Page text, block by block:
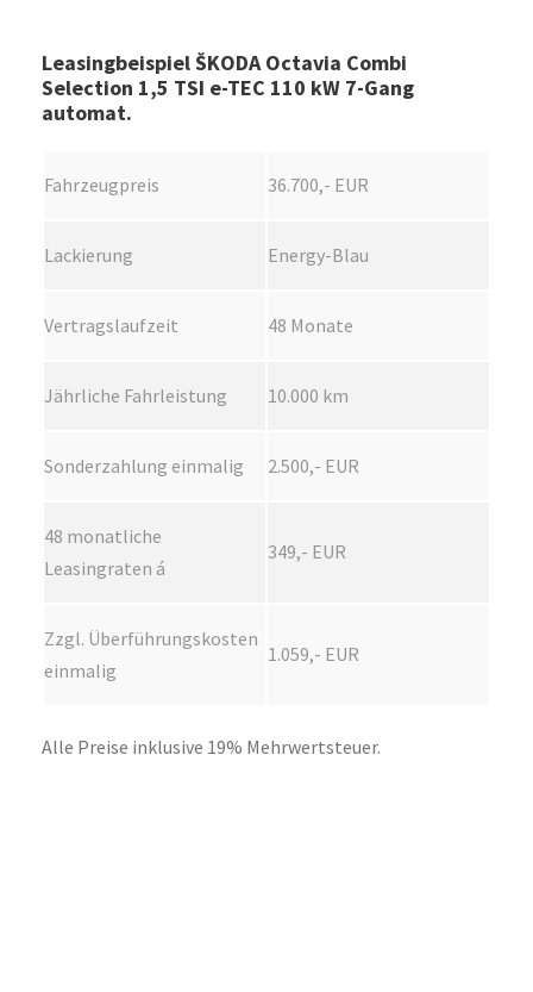
Leasingbeispiel ŠKODA Octavia Combi
Selection 1,5 TSI e-TEC 110 kW 7-Gang
automat.
Fahrzeugpreis 36.700,- EUR
Lackierung Energy-Blau
Vertragslaufzeit 48 Monate
Jährliche Fahrleistung 10.000 km
Sonderzahlung einmalig 2.500,- EUR
48 monatliche
Leasingraten á
349,- EUR
Zzgl. Überführungskosten
einmalig
1.059,- EUR
Alle Preise inklusive 19% Mehrwertsteuer.